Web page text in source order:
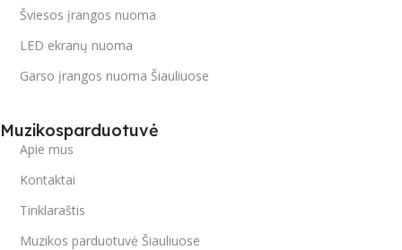
Šviesos įrangos nuoma
LED ekranų nuoma
Garso įrangos nuoma Šiauliuose
Muzikosparduotuvė
Apie mus
Kontaktai
Tinklaraštis
Muzikos parduotuvė Šiauliuose